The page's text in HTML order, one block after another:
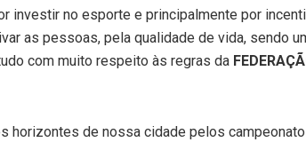
investir no esporte e principalmente por
as pessoas, pela qualidade de vida, sendo
com muito respeito às regras da
horizontes de nossa cidade pelos